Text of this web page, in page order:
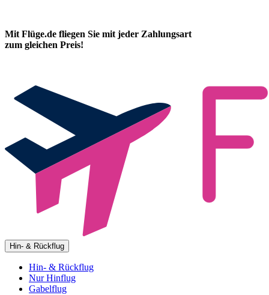
Mit Flüge.de fliegen Sie mit jeder Zahlungsart
zum gleichen Preis!
Hin- & Rückflug
Hin- & Rückflug
Nur Hinflug
Gabelflug